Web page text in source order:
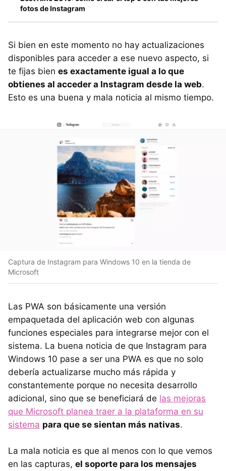
fotos de Instagram
Si bien en este momento no hay actualizaciones
disponibles para acceder a ese nuevo aspecto, si
te fijas bien es exactamente igual a lo que
obtienes al acceder a Instagram desde la web.
Esto es una buena y mala noticia al mismo tiempo.
Captura de Instagram para Windows 10 en la tienda de
Microsoft
Las PWA son básicamente una versión
empaquetada del aplicación web con algunas
funciones especiales para integrarse mejor con el
sistema. La buena noticia de que Instagram para
Windows 10 pase a ser una PWA es que no solo
debería actualizarse mucho más rápida y
constantemente porque no necesita desarrollo
adicional, sino que se beneficiará de las mejoras
que Microsoft planea traer a la plataforma en su
sistema para que se sientan más nativas.
La mala noticia es que al menos con lo que vemos
en las capturas, el soporte para los mensajes